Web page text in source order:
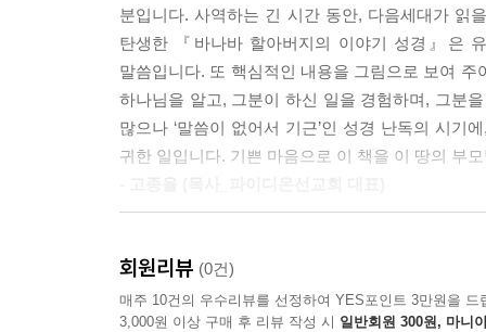
분입니다. 사역하는 긴 시간 동안, 다음세대가 읽
탄생한 『바나바 할아버지의 이야기 성경』은
말씀입니다. 또 핵심적인 내용을 그림으로 보여
하나님을 알고, 그분이 하신 일을 경험하며, 그분
많으나 ‘말씀이 없어서 기근’인 성경 난독의 시
귀한 일입니다. 기쁜 마음으로 이 책을 이 땅의 부
좋아하셨던 두 가지 일을 똑같이 좋아하기 때문
예수님처럼 아이들을 사랑하여 평생 어린이 사역
추천의 글을 쓰는 지금, 무척 반가운 소식을 들었
회원리뷰 (0건)
매주 10건의 우수리뷰를 선정하여 YES포인트 3만원을 드
3,000원 이상 구매 후 리뷰 작성 시 일반회원 300원, 마니